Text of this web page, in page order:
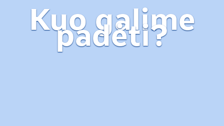
Kuo galime
padėti?